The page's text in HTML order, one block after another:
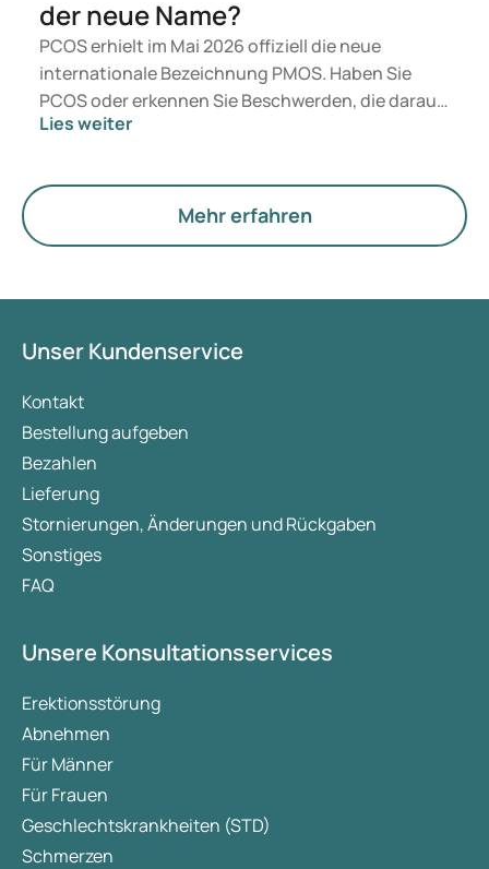
der neue Name?
PCOS erhielt im Mai 2026 offiziell die neue
internationale Bezeichnung PMOS. Haben Sie
PCOS oder erkennen Sie Beschwerden, die darauf
hindeuten könnten? Medizinisch ändert sich
mehr Gewicht auf Hormone, den Stoffwechsel und
die Funktion der Eierstöcke.
Lies weiter
Mehr erfahren
Unser Kundenservice
Kontakt
Bestellung aufgeben
Bezahlen
Lieferung
Stornierungen, Änderungen und Rückgaben
Sonstiges
FAQ
Unsere Konsultationsservices
Erektionsstörung
Abnehmen
Für Männer
Für Frauen
Geschlechtskrankheiten (STD)
Schmerzen